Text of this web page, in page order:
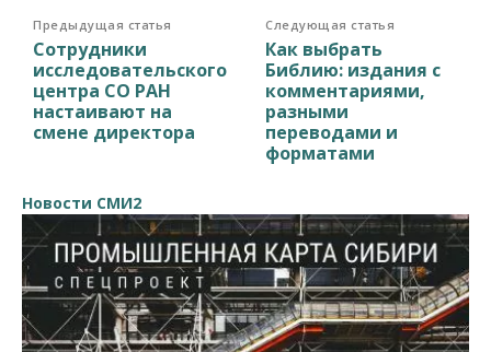
Предыдущая статья
Сотрудники
исследовательского
центра СО РАН
настаивают на
смене директора
Следующая статья
Как выбрать
Библию: издания с
комментариями,
разными
переводами и
форматами
Новости СМИ2